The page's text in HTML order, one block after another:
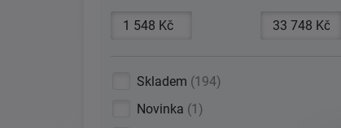
Skladem 194
Novinka 1